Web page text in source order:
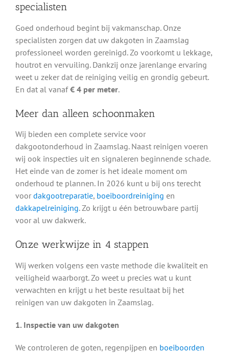
specialisten
Goed onderhoud begint bij vakmanschap. Onze
specialisten zorgen dat uw dakgoten in Zaamslag
professioneel worden gereinigd. Zo voorkomt u lekkage,
houtrot en vervuiling. Dankzij onze jarenlange ervaring
weet u zeker dat de reiniging veilig en grondig gebeurt.
En dat al vanaf€ 4 per meter.
Meer dan alleen schoonmaken
Wij bieden een complete service voor
dakgootonderhoud in Zaamslag. Naast reinigen voeren
wij ook inspecties uit en signaleren beginnende schade.
Het einde van de zomer is het ideale moment om
onderhoud te plannen. In 2026 kunt u bij ons terecht
voor dakgootreparatie, boeiboordreiniging en
dakkapelreiniging. Zo krijgt u één betrouwbare partij
voor al uw dakwerk.
Onze werkwijze in 4 stappen
Wij werken volgens een vaste methode die kwaliteit en
veiligheid waarborgt. Zo weet u precies wat u kunt
verwachten en krijgt u het beste resultaat bij het
reinigen van uw dakgoten in Zaamslag.
1. Inspectie van uw dakgoten
We controleren de goten, regenpijpen en boeiboorden